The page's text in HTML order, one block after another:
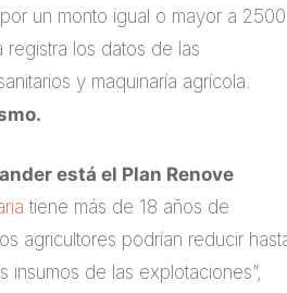
un monto igual o mayor a 2500
los datos de las
y maquinaría agrícola.
está el Plan Renove
tiene más de 18 años de
agricultores podrían reducir
de las explotaciones”,